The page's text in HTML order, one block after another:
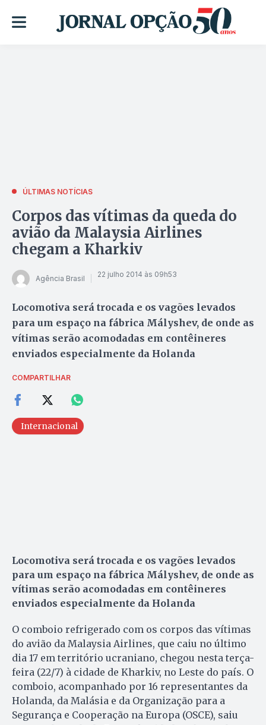
ÚLTIMAS NOTÍCIAS
Corpos das vítimas da queda do
avião da Malaysia Airlines
chegam a Kharkiv
Agência Brasil 22 julho 2014 às 09h53
Locomotiva será trocada e os vagões levados
para um espaço na fábrica Mályshev, de onde as
vítimas serão acomodadas em contêineres
enviados especialmente da Holanda
COMPARTILHAR
Internacional
Locomotiva será trocada e os vagões levados
para um espaço na fábrica Mályshev, de onde as
vítimas serão acomodadas em contêineres
enviados especialmente da Holanda
O comboio refrigerado com os corpos das vítimas
do avião da Malaysia Airlines, que caiu no último
dia 17 em território ucraniano, chegou nesta terça-
feira (22/7) à cidade de Kharkiv, no Leste do país. O
comboio, acompanhado por 16 representantes da
Holanda, da Malásia e da Organização para a
Segurança e Cooperação na Europa (OSCE), saiu